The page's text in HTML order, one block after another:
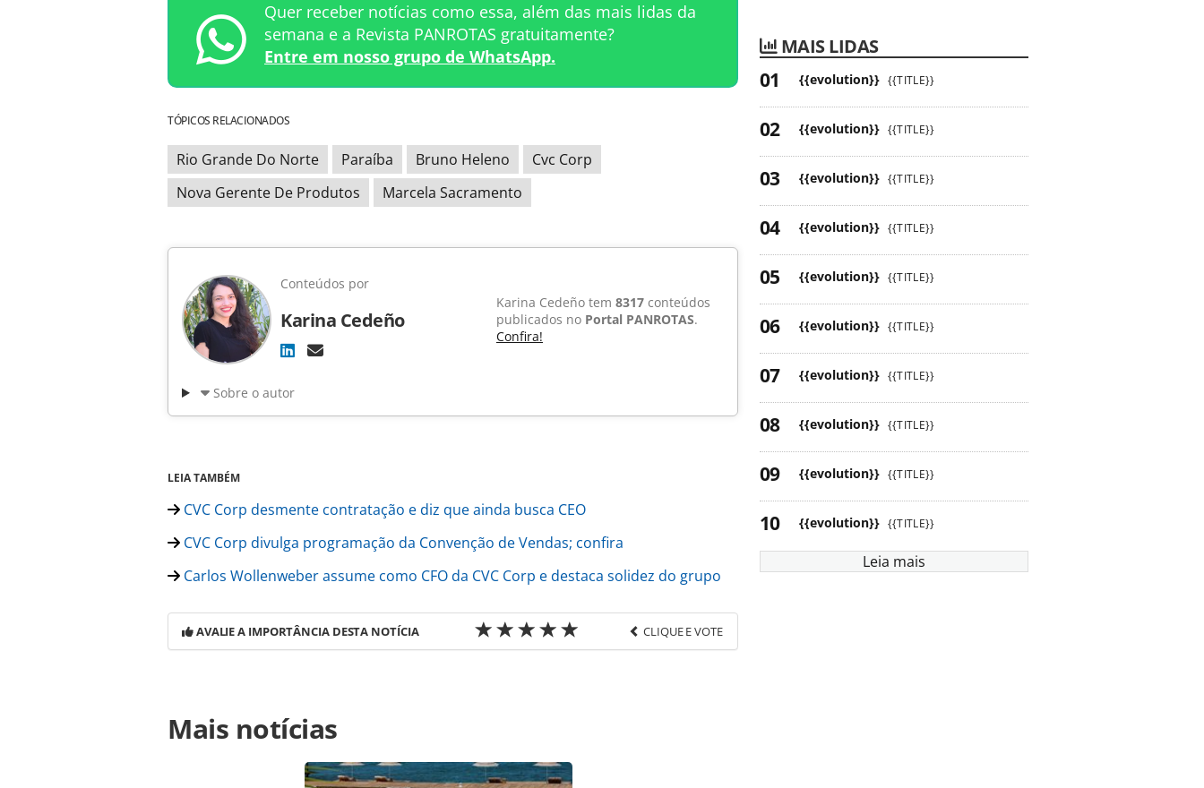
Quer receber notícias como essa, além das mais lidas da
semana e a Revista PANROTAS gratuitamente?
Entre em nosso grupo de WhatsApp.
TÓPICOS RELACIONADOS
Rio Grande Do Norte Paraíba Bruno Heleno
Cvc Corp
Nova Gerente De Produtos
Marcela Sacramento
Conteúdos por
Karina Cedeño
Karina Cedeño tem 8317 conteúdos
publicados no Portal PANROTAS.
Confira!
Sobre o autor
LEIA TAMBÉM
CVC Corp desmente contratação e diz que ainda busca CEO
CVC Corp divulga programação da Convenção de Vendas; confira
Carlos Wollenweber assume como CFO da CVC Corp e destaca solidez do grupo
AVALIE A IMPORTÂNCIA DESTA NOTÍCIA CLIQUE E VOTE
https://www.panrotas.com.br/mercado/operadoras/2023/05/cvc-corp-tem-nova-
gerente-de-produtos-para-a-paraiba-e-o-rn_197064.html ou as ferramentas oferecidas
na página. Todo o conteúdo produzido pela PANROTAS Editora é protegido pela
legislação brasileira sobre direito autoral. Não reproduza o conteúdo sem autorização
Mais notícias
MAIS LIDAS
{{evolution}} {{TITLE}}
{{evolution}} {{TITLE}}
{{evolution}} {{TITLE}}
{{evolution}} {{TITLE}}
{{evolution}} {{TITLE}}
{{evolution}} {{TITLE}}
{{evolution}} {{TITLE}}
{{evolution}} {{TITLE}}
{{evolution}} {{TITLE}}
{{evolution}} {{TITLE}}
Leia mais